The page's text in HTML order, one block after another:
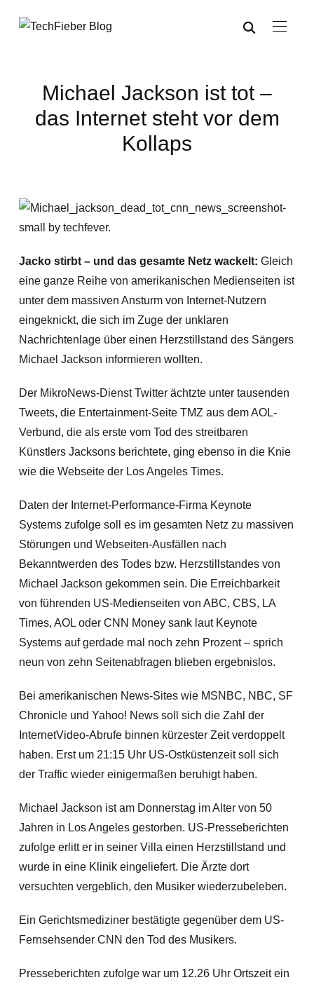
Michael Jackson ist tot –
das Internet steht vor dem
Kollaps
Jacko stirbt – und das gesamte Netz wackelt: Gleich
eine ganze Reihe von amerikanischen Medienseiten ist
unter dem massiven Ansturm von Internet-Nutzern
eingeknickt, die sich im Zuge der unklaren
Nachrichtenlage über einen Herzstillstand des Sängers
Michael Jackson informieren wollten.
Der MikroNews-Dienst Twitter ächtzte unter tausenden
Tweets, die Entertainment-Seite TMZ aus dem AOL-
Verbund, die als erste vom Tod des streitbaren
Künstlers Jacksons berichtete, ging ebenso in die Knie
wie die Webseite der Los Angeles Times.
Daten der Internet-Performance-Firma Keynote
Systems zufolge soll es im gesamten Netz zu massiven
Störungen und Webseiten-Ausfällen nach
Bekanntwerden des Todes bzw. Herzstillstandes von
Michael Jackson gekommen sein. Die Erreichbarkeit
von führenden US-Medienseiten von ABC, CBS, LA
Times, AOL oder CNN Money sank laut Keynote
Systems auf gerdade mal noch zehn Prozent – sprich
neun von zehn Seitenabfragen blieben ergebnislos.
Bei amerikanischen News-Sites wie MSNBC, NBC, SF
Chronicle und Yahoo! News soll sich die Zahl der
InternetVideo-Abrufe binnen kürzester Zeit verdoppelt
haben. Erst um 21:15 Uhr US-Ostküstenzeit soll sich
der Traffic wieder einigermaßen beruhigt haben.
Michael Jackson ist am Donnerstag im Alter von 50
Jahren in Los Angeles gestorben. US-Presseberichten
zufolge erlitt er in seiner Villa einen Herzstillstand und
wurde in eine Klinik eingeliefert. Die Ärzte dort
versuchten vergeblich, den Musiker wiederzubeleben.
Ein Gerichtsmediziner bestätigte gegenüber dem US-
Fernsehsender CNN den Tod des Musikers.
Presseberichten zufolge war um 12.26 Uhr Ortszeit ein